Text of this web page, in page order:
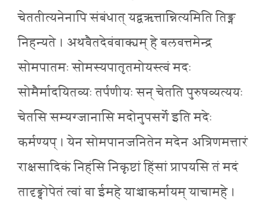
चेततीत्यनेनापि संबंधात् यद्वऋत्तान्नित्यमिति तिङ्न
निहन्यते । अथवैतदेवंवाक्यम् हे बलवत्तमेन्द्र
सोमपातमः सोमस्यपातृतमोयस्त्वं मदः
सोमैर्मादयितव्यः तर्पणीयः सन् चेतति पुरुषव्यत्ययः
चेतसि सम्यग्जानासि मदोनुपसर्गे इति मदेः
कर्मण्यप् । येन सोमपानजनितेन मदेन अत्रिणमत्तारं
राक्षसादिकं निहंसि निकृष्टां हिंसां प्रापयसि तं मदं
तादृङ्दोपेतं त्वां वा ईमहे याञ्चाकर्मायम् याचामहे ।